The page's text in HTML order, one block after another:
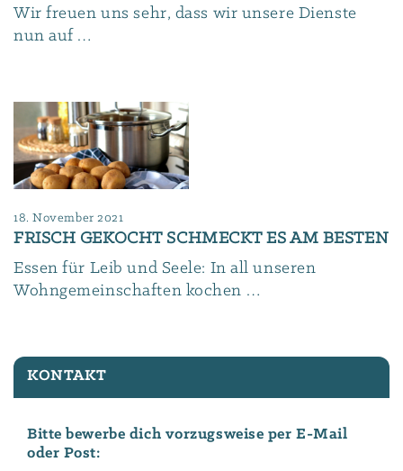
Wir freuen uns sehr, dass wir unsere Dienste
nun auf …
18. November 2021
FRISCH GEKOCHT SCHMECKT ES AM BESTEN
Essen für Leib und Seele: In all unseren
Wohngemeinschaften kochen …
KONTAKT
Bitte bewerbe dich vorzugsweise per E-Mail
oder Post: